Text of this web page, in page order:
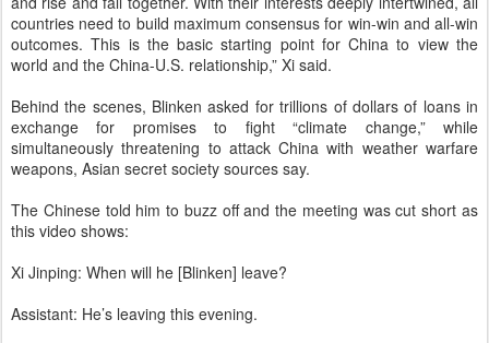
countries need to build maximum consensus for win-win and all-win
outcomes. This is the basic starting point for China to view the
world and the China-U.S. relationship,” Xi said.
Behind the scenes, Blinken asked for trillions of dollars of loans in
exchange for promises to fight “climate change,” while
simultaneously threatening to attack China with weather warfare
weapons, Asian secret society sources say.
The Chinese told him to buzz off and the meeting was cut short as
this video shows:
Xi Jinping: When will he [Blinken] leave?
Assistant: He’s leaving this evening.